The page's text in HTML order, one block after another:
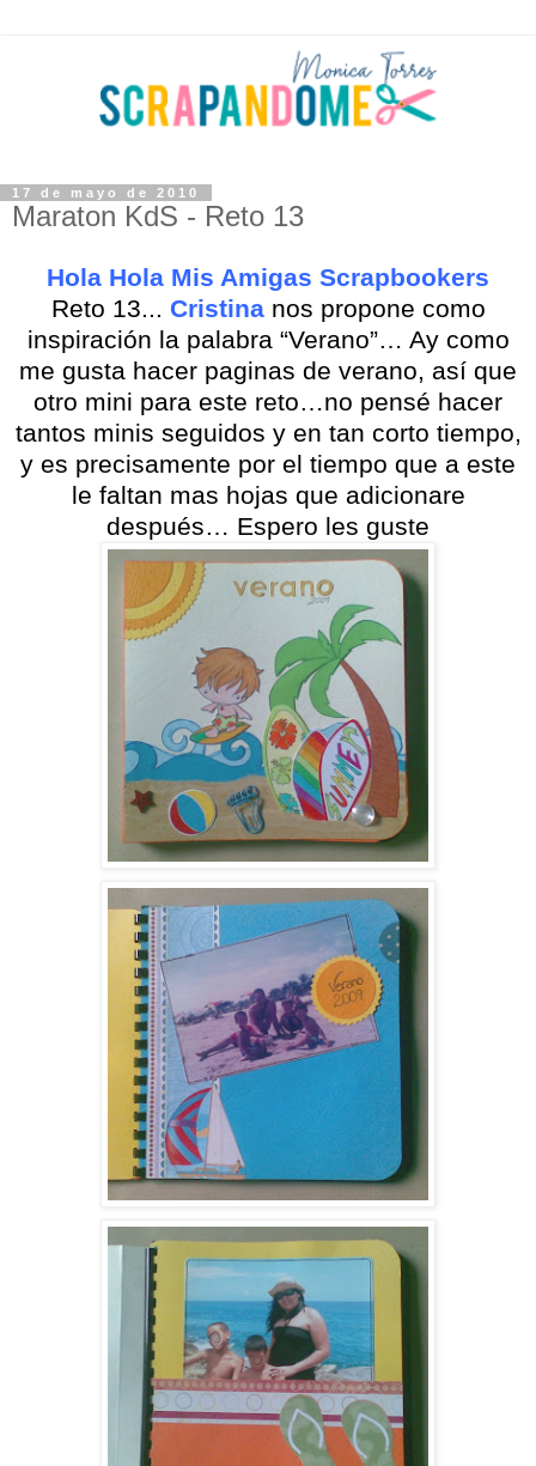
17 de mayo de 2010
Maraton KdS - Reto 13
Hola Hola Mis Amigas Scrapbookers
Reto 13... Cristina nos propone como
inspiración la palabra “Verano”… Ay como
me gusta hacer paginas de verano, así que
otro mini para este reto…no pensé hacer
tantos minis seguidos y en tan corto tiempo,
y es precisamente por el tiempo que a este
le faltan mas hojas que adicionare
después… Espero les guste